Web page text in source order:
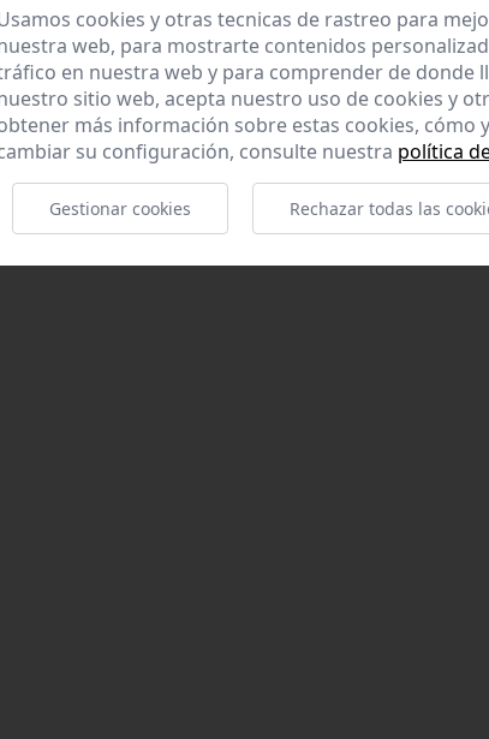
servtc5/ventana/
21_SierraNorte/
Enviar
cookies y otras tecnicas de rastreo para
web, para mostrarte contenidos
en nuestra web y para comprender de donde
sitio web, acepta nuestro uso de cookies y
más información sobre estas cookies, cómo
su configuración, consulte nuestra política
Gestionar cookies Rechazar todas las